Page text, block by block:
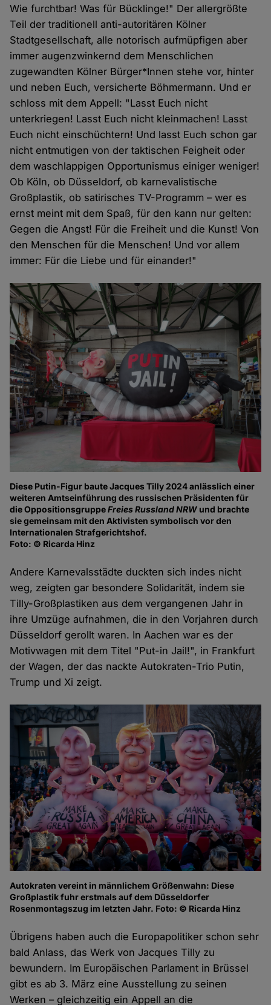
Wie furchtbar! Was für Bücklinge!" Der allergrößte
Teil der traditionell anti-autoritären Kölner
Stadtgesellschaft, alle notorisch aufmüpfigen aber
immer augenzwinkernd dem Menschlichen
zugewandten Kölner Bürger*Innen stehe vor, hinter
und neben Euch, versicherte Böhmermann. Und er
schloss mit dem Appell: "Lasst Euch nicht
unterkriegen! Lasst Euch nicht kleinmachen! Lasst
Euch nicht einschüchtern! Und lasst Euch schon gar
nicht entmutigen von der taktischen Feigheit oder
dem waschlappigen Opportunismus einiger weniger!
Ob Köln, ob Düsseldorf, ob karnevalistische
Großplastik, ob satirisches TV-Programm – wer es
ernst meint mit dem Spaß, für den kann nur gelten:
Gegen die Angst! Für die Freiheit und die Kunst! Von
den Menschen für die Menschen! Und vor allem
immer: Für die Liebe und für einander!"
Diese Putin-Figur baute Jacques Tilly 2024 anlässlich einer
weiteren Amtseinführung des russischen Präsidenten für
die OppositionsgruppeFreies Russland NRW und brachte
sie gemeinsam mit den Aktivisten symbolisch vor den
Internationalen Strafgerichtshof.
Foto: © Ricarda Hinz
Andere Karnevalsstädte duckten sich indes nicht
weg, zeigten gar besondere Solidarität, indem sie
Tilly-Großplastiken aus dem vergangenen Jahr in
ihre Umzüge aufnahmen, die in den Vorjahren durch
Düsseldorf gerollt waren. In Aachen war es der
Motivwagen mit dem Titel "Put-in Jail!", in Frankfurt
der Wagen, der das nackte Autokraten-Trio Putin,
Trump und Xi zeigt.
Autokraten vereint in männlichem Größenwahn: Diese
Großplastik fuhr erstmals auf dem Düsseldorfer
Rosenmontagszug im letzten Jahr. Foto: © Ricarda Hinz
Übrigens haben auch die Europapolitiker schon sehr
bald Anlass, das Werk von Jacques Tilly zu
bewundern. Im Europäischen Parlament in Brüssel
gibt es ab 3. März eine Ausstellung zu seinen
Werken – gleichzeitig ein Appell an die